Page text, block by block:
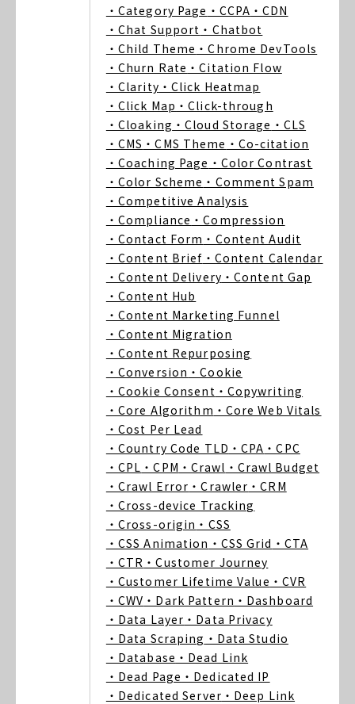
・Category Page ・CCPA ・CDN
・Chat Support ・Chatbot
・Child Theme ・Chrome DevTools
・Churn Rate ・Citation Flow
・Clarity ・Click Heatmap
・Click Map ・Click-through
・Cloaking ・Cloud Storage ・CLS
・CMS ・CMS Theme ・Co-citation
・Coaching Page ・Color Contrast
・Color Scheme ・Comment Spam
・Competitive Analysis
・Compliance ・Compression
・Contact Form ・Content Audit
・Content Brief ・Content Calendar
・Content Delivery ・Content Gap
・Content Hub
・Content Marketing Funnel
・Content Migration
・Content Repurposing
・Conversion ・Cookie
・Cookie Consent ・Copywriting
・Core Algorithm ・Core Web Vitals
・Cost Per Lead
・Country Code TLD ・CPA ・CPC
・CPL ・CPM ・Crawl ・Crawl Budget
・Crawl Error ・Crawler ・CRM
・Cross-device Tracking
・Cross-origin ・CSS
・CSS Animation ・CSS Grid ・CTA
・CTR ・Customer Journey
・Customer Lifetime Value ・CVR
・CWV ・Dark Pattern ・Dashboard
・Data Layer ・Data Privacy
・Data Scraping ・Data Studio
・Database ・Dead Link
・Dead Page ・Dedicated IP
・Dedicated Server ・Deep Link